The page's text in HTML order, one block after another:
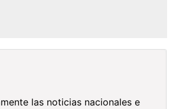
las noticias nacionales e